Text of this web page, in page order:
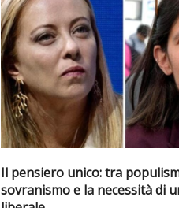
Il pensiero unico: tra
sovranismo e la necessità di